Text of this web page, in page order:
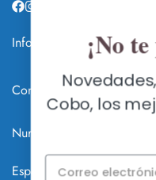
Info legal y
QUIÉN Y QUÉ ES
GUÍA DE CAMBIOS Y
HACER UN CAMBIO O
ENVÍOS A TODO EL
Contacte con nosotros
FLAGSHIP STORE
C/ Méndez Núñez 7,
Lunes a Sábados:
Online abierto 24h. en
Nuria Cobo, Zapatos de
Español
¡No
Novedades,
Cobo, los